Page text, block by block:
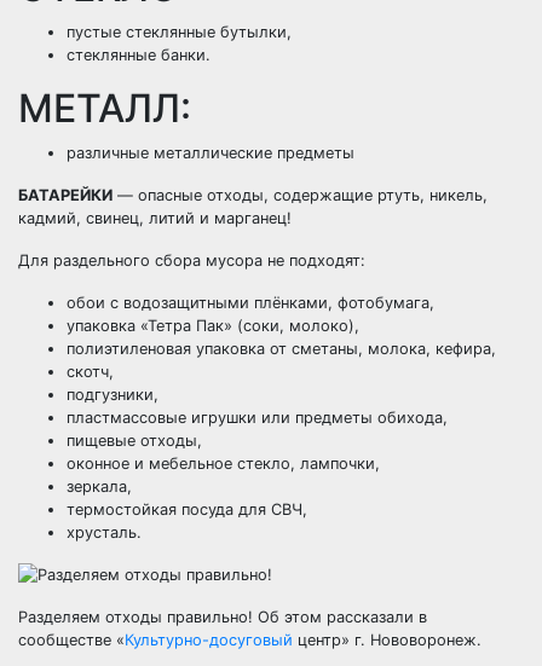
пустые стеклянные бутылки,
стеклянные банки.
МЕТАЛЛ:
различные металлические предметы
БАТАРЕЙКИ — опасные отходы, содержащие ртуть, никель,
кадмий, свинец, литий и марганец!
Для раздельного сбора мусора не подходят:
обои с водозащитными плёнками, фотобумага,
упаковка «Тетра Пак» (соки, молоко),
полиэтиленовая упаковка от сметаны, молока, кефира,
скотч,
подгузники,
пластмассовые игрушки или предметы обихода,
пищевые отходы,
оконное и мебельное стекло, лампочки,
зеркала,
термостойкая посуда для СВЧ,
хрусталь.
Разделяем отходы правильно! Об этом рассказали в
сообществе «Культурно-досуговый центр» г. Нововоронеж.